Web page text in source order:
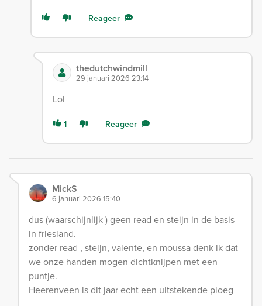
Reageer
thedutchwindmill
29 januari 2026 23:14
Lol
1 Reageer
MickS
6 januari 2026 15:40
dus (waarschijnlijk ) geen read en steijn in de basis
in friesland.
zonder read , steijn, valente, en moussa denk ik dat
we onze handen mogen dichtknijpen met een
puntje.
Heerenveen is dit jaar echt een uitstekende ploeg